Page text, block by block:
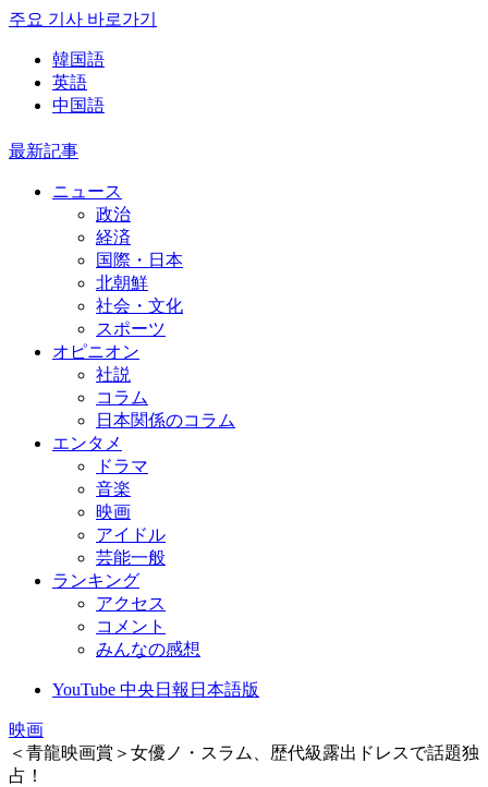
주요 기사 바로가기
韓国語
英語
中国語
最新記事
ニュース
政治
経済
国際・日本
北朝鮮
社会・文化
スポーツ
オピニオン
社説
コラム
日本関係のコラム
エンタメ
ドラマ
音楽
映画
アイドル
芸能一般
ランキング
アクセス
コメント
みんなの感想
YouTube 中央日報日本語版
映画
＜青龍映画賞＞女優ノ・スラム、歴代級露出ドレスで話題独
占！